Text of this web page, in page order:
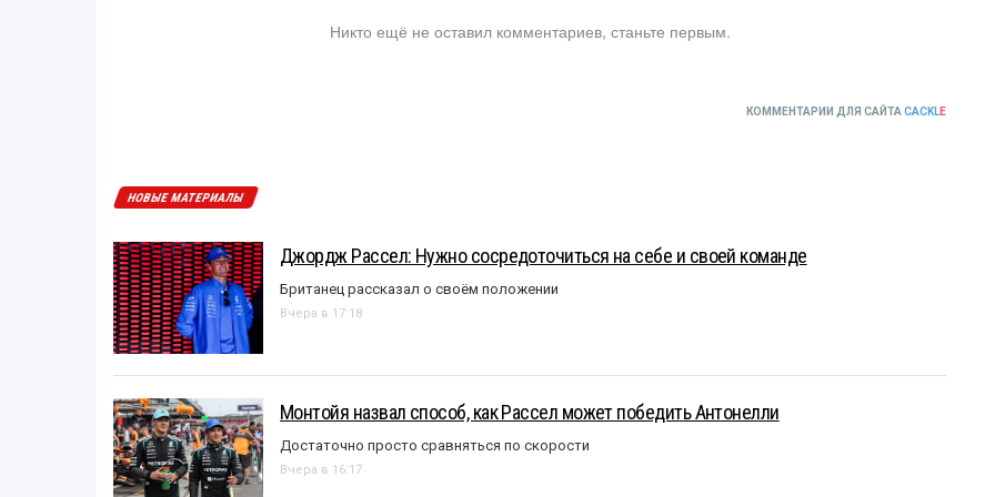
Никто ещё не оставил комментариев, станьте первым.
КОММЕНТАРИИ ДЛЯ САЙТА CACKLE
НОВЫЕ МАТЕРИАЛЫ
Джордж Рассел: Нужно сосредоточиться на себе и своей команде
Британец рассказал о своём положении
Вчера в 17:18
Монтойя назвал способ, как Рассел может победить Антонелли
Достаточно просто сравняться по скорости
Вчера в 16:17